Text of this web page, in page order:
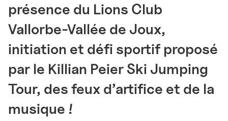
présence du Lions Club
Vallorbe-Vallée de Joux,
initiation et défi sportif proposé
par le Killian Peier Ski Jumping
Tour, des feux d’artifice et de la
musique !